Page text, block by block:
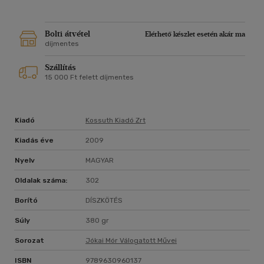
kivégzik. A romantikus cselekmény bővelkedik vad csaták,
intrikák, csodálatos események leírásában. A történetet
hitelességében kételkedő kritikusnak válaszol az író.
Bolti átvétel
Elérhető készlet esetén akár ma
díjmentes
Szállítás
15 000 Ft felett díjmentes
Kiadó Kossuth Kiadó Zrt
Kiadás éve 2009
Nyelv MAGYAR
Oldalak száma: 302
Borító DÍSZKÖTÉS
Súly 380 gr
Sorozat Jókai Mór Válogatott Művei
ISBN 9789630960137